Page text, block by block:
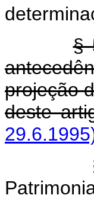
§
projeção
deste
§ 6° A